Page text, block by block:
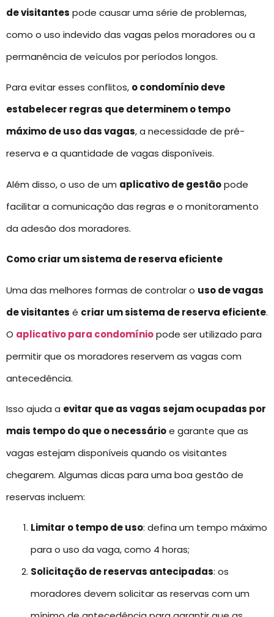
de visitantes pode causar uma série de problemas,
como o uso indevido das vagas pelos moradores ou a
permanência de veículos por períodos longos.
Para evitar esses conflitos, o condomínio deve
estabelecer regras que determinem o tempo
máximo de uso das vagas, a necessidade de pré-
reserva e a quantidade de vagas disponíveis.
Além disso, o uso de um aplicativo de gestãopode
facilitar a comunicação das regras e o monitoramento
da adesão dos moradores.
Como criar um sistema de reserva eficiente
Uma das melhores formas de controlar o uso de vagas
de visitantes é criar um sistema de reserva eficiente.
O aplicativo para condomíniopode ser utilizado para
permitir que os moradores reservem as vagas com
antecedência.
Isso ajuda a evitar que as vagas sejam ocupadas por
mais tempo do que o necessárioe garante que as
vagas estejam disponíveis quando os visitantes
chegarem. Algumas dicas para uma boa gestão de
reservas incluem:
Limitar o tempo de uso: defina um tempo máximo
para o uso da vaga, como 4 horas;
Solicitação de reservas antecipadas: os
moradores devem solicitar as reservas com um